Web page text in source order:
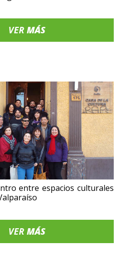
VERMÁS
entre espacios culturales
VERMÁS